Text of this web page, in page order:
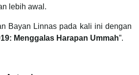
lebih awal.
Bayan Linnas pada kali ini dengan
Menggalas Harapan Ummah”.